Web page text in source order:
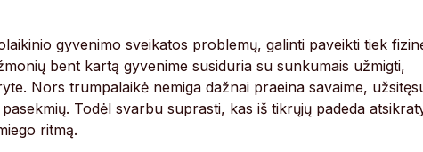
gyvenimo sveikatos problemų, galinti paveikti tiek
bent kartą gyvenime susiduria su sunkumais užmigti,
Nors trumpalaikė nemiga dažnai praeina savaime,
Todėl svarbu suprasti, kas iš tikrųjų padeda
ritmą.